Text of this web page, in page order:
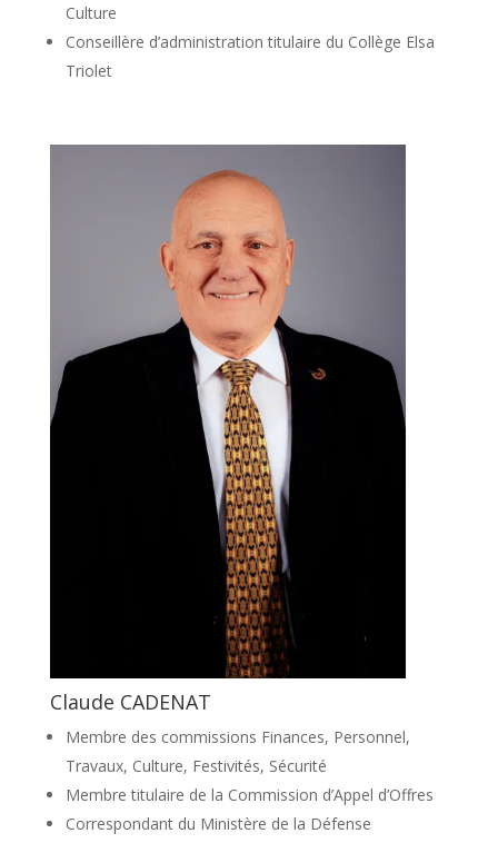
Culture
Conseillère d’administration titulaire du Collège Elsa
Triolet
Claude CADENAT
Membre des commissions Finances, Personnel,
Travaux, Culture, Festivités, Sécurité
Membre titulaire de la Commission d’Appel d’Offres
Correspondant du Ministère de la Défense